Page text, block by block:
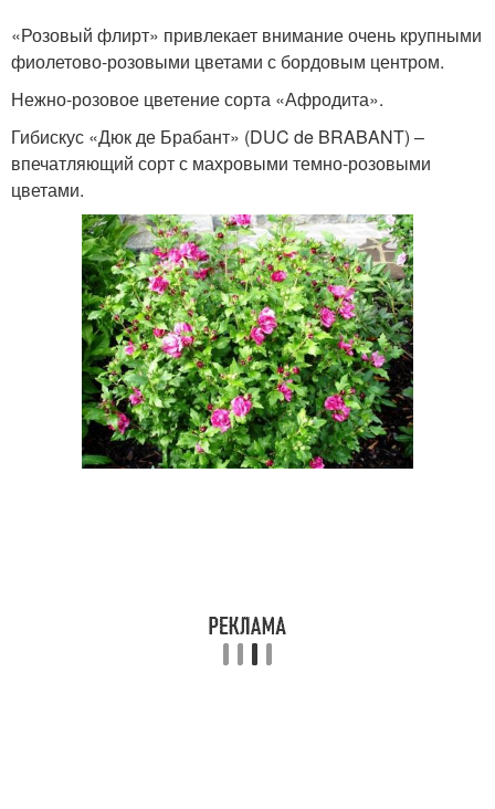
«Розовый флирт» привлекает внимание очень крупными
фиолетово-розовыми цветами с бордовым центром.
Нежно-розовое цветение сорта «Афродита».
Гибискус «Дюк де Брабант» (DUC de BRABANT) –
впечатляющий сорт с махровыми темно-розовыми
цветами.